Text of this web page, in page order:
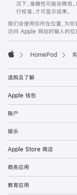
况下，准确性可能会降
行校准，才可显示结果。
我们会使用你所在位置，为
访问 Apple 网站时输入的位
HomePod
选购及了解
Apple 钱包
账户
娱乐
Apple Store 商店
商务应用
教育应用